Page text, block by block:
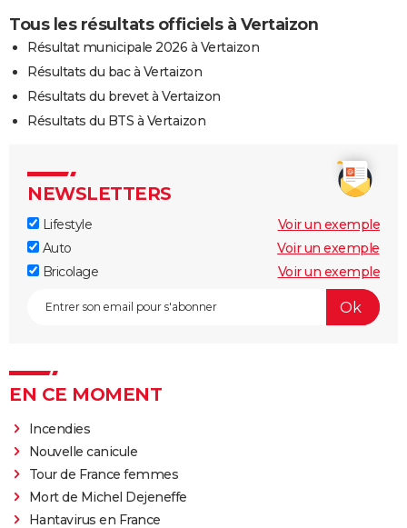
Tous les résultats officiels à Vertaizon
Résultat municipale 2026 à Vertaizon
Résultats du bac à Vertaizon
Résultats du brevet à Vertaizon
Résultats du BTS à Vertaizon
NEWSLETTERS
Lifestyle
Voir un exemple
Auto
Voir un exemple
Bricolage
Voir un exemple
EN CE MOMENT
Incendies
Nouvelle canicule
Tour de France femmes
Mort de Michel Dejeneffe
Hantavirus en France